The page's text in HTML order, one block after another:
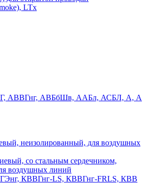
LTx
АВВГнг, АВБбШв, ААБл, АСБЛ, А, А
неизолированный, для воздушных
со стальным сердечником,
воздушных линий
КВВГнг-LS, КВВГнг-FRLS, КВВ